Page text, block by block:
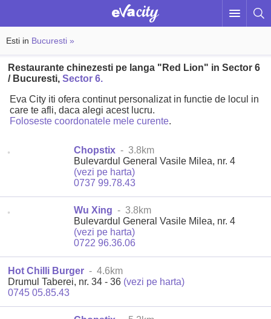
Esti in Bucuresti »
Restaurante chinezesti pe langa "Red Lion" in Sector 6
/ Bucuresti,Sector 6.
Eva City iti ofera continut personalizat in functie de locul in
care te afli, daca alegi acest lucru.
Foloseste coordonatele mele curente.
Chopstix - 3.8km
Bulevardul General Vasile Milea, nr. 4
(vezi pe harta)
0737 99.78.43
Wu Xing - 3.8km
Bulevardul General Vasile Milea, nr. 4
(vezi pe harta)
0722 96.36.06
Hot Chilli Burger - 4.6km
Drumul Taberei, nr. 34 - 36 (vezi pe harta)
0745 05.85.43